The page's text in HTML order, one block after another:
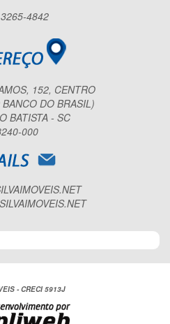
4842
152, CENTRO
DO BRASIL)
BATISTA - SC
000
- CRECI 5913J